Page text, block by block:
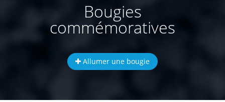
Bougies
commémoratives
Allumer une bougie